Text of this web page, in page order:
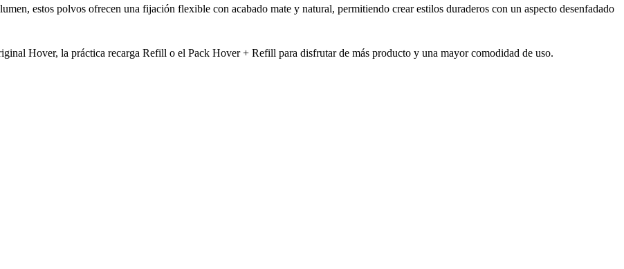
estos polvos ofrecen una fijación flexible con acabado mate y natural, permitiendo crear estilos duraderos con un aspecto desenfadado
Hover, la práctica recarga Refill o el Pack Hover + Refill para disfrutar de más producto y una mayor comodidad de uso.